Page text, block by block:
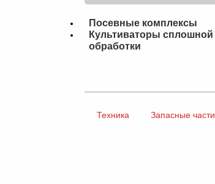
Посевные комплексы
Культиваторы сплошной
обработки
Техника Запасные части